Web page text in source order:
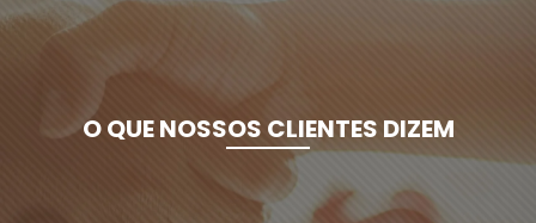
O QUE NOSSOS CLIENTES DIZEM